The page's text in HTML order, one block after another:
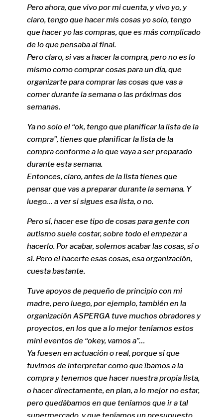
Pero ahora, que vivo por mi cuenta, y vivo yo, y
claro, tengo que hacer mis cosas yo solo, tengo
que hacer yo las compras, que es más complicado
de lo que pensaba al final.
Pero claro, si vas a hacer la compra, pero no es lo
mismo como comprar cosas para un día, que
organizarte para comprar las cosas que vas a
comer durante la semana o las próximas dos
semanas.
Ya no solo el “ok, tengo que planificar la lista de la
compra”, tienes que planificar la lista de la
compra conforme a lo que vaya a ser preparado
durante esta semana.
Entonces, claro, antes de la lista tienes que
pensar que vas a preparar durante la semana. Y
luego… a ver si sigues esa lista, o no.
Pero sí, hacer ese tipo de cosas para gente con
autismo suele costar, sobre todo el empezar a
hacerlo. Por acabar, solemos acabar las cosas, sí o
sí. Pero el hacerte esas cosas, esa organización,
cuesta bastante.
Tuve apoyos de pequeño de principio con mi
madre, pero luego, por ejemplo, también en la
organización ASPERGA tuve muchos obradores y
proyectos, en los que a lo mejor teníamos estos
mini eventos de “okey, vamos a”…
Ya fuesen en actuación o real, porque sí que
tuvimos de interpretar como que íbamos a la
compra y tenemos que hacer nuestra propia lista,
o hacer directamente, en plan, a lo mejor no estar,
pero quedábamos en que teníamos que ir a tal